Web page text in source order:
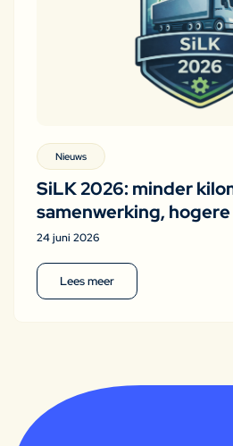
Nieuws
SiLK 2026: minder
samenwerking,
24 juni 2026
Lees meer